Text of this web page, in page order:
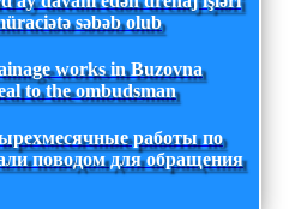
səbəb olub
works in Buzovna
to the ombudsman
работы по
поводом для обращения